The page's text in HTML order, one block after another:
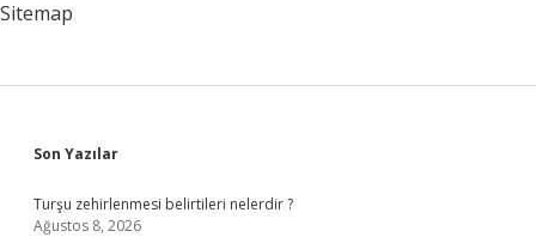
Sitemap
Sidebar
Son Yazılar
Turşu zehirlenmesi belirtileri nelerdir ?
Ağustos 8, 2026